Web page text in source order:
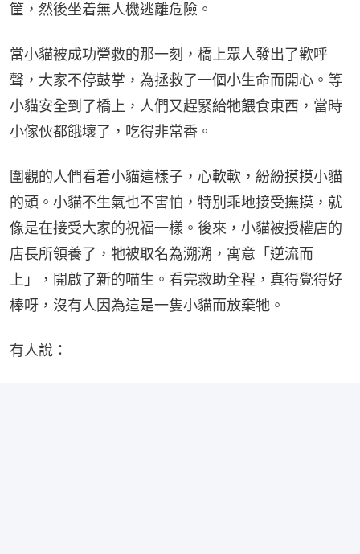
筐，然後坐着無人機逃離危險。
當小貓被成功營救的那一刻，橋上眾人發出了歡呼
聲，大家不停鼓掌，為拯救了一個小生命而開心。等
小貓安全到了橋上，人們又趕緊給牠餵食東西，當時
小傢伙都餓壞了，吃得非常香。
圍觀的人們看着小貓這樣子，心軟軟，紛紛摸摸小貓
的頭。小貓不生氣也不害怕，特別乖地接受撫摸，就
像是在接受大家的祝福一樣。後來，小貓被授權店的
店長所領養了，牠被取名為溯溯，寓意「逆流而
上」，開啟了新的喵生。看完救助全程，真得覺得好
棒呀，沒有人因為這是一隻小貓而放棄牠。
有人說：